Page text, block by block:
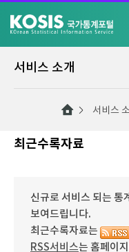
서비스 소개
서비스
최근수록자료
신규로 서비스 되는 통
보여드립니다.
최근수록자료는
RSS서비스는 홈페이